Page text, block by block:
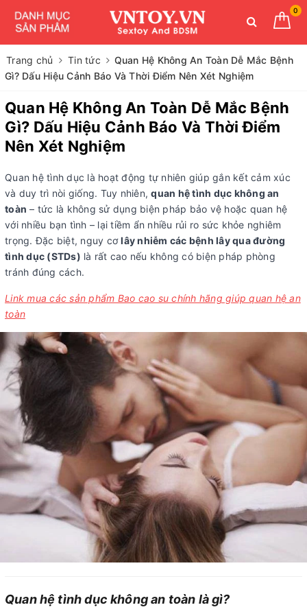
0
Trang chủ Tin tức
Quan Hệ Không An Toàn Dễ Mắc Bệnh
Gì? Dấu Hiệu Cảnh Báo Và Thời Điểm Nên Xét Nghiệm
Quan Hệ Không An Toàn Dễ Mắc Bệnh
Gì? Dấu Hiệu Cảnh Báo Và Thời Điểm
Nên Xét Nghiệm
Quan hệ tình dục là hoạt động tự nhiên giúp gắn kết cảm xúc
và duy trì nòi giống. Tuy nhiên,quan hệ tình dục không an
toàn – tức là không sử dụng biện pháp bảo vệ hoặc quan hệ
với nhiều bạn tình – lại tiềm ẩn nhiều rủi ro sức khỏe nghiêm
trọng. Đặc biệt, nguy cơlây nhiễm các bệnh lây qua đường
tình dục (STDs) là rất cao nếu không có biện pháp phòng
tránh đúng cách.
Link mua các sản phẩm Bao cao su chính hãng giúp quan hệ an
toàn
Quan hệ tình dục không an toàn là gì?